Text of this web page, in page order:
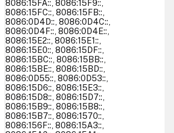
8086:15FA::, 8086:15F9::,
8086:15FC::, 8086:15FB::,
8086:0D4D::, 8086:0D4C::,
8086:0D4F::, 8086:0D4E::,
8086:15E2::, 8086:15E1::,
8086:15E0::, 8086:15DF::,
8086:15BC::, 8086:15BB::,
8086:15BE::, 8086:15BD::,
8086:0D55::, 8086:0D53::,
8086:15D6::, 8086:15E3::,
8086:15D8::, 8086:15D7::,
8086:15B9::, 8086:15B8::,
8086:15B7::, 8086:1570::,
8086:156F::, 8086:15A3::,